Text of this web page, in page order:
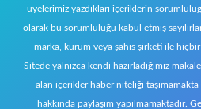
üyelerimiz yazdıkları içeriklerin
olarak bu sorumluluğu kabul etmiş
marka, kurum veya şahıs şirketi ile hiçbir
Sitede yalnızca kendi hazırladığımız
alan içerikler haber niteliği
hakkında paylaşım yapılmamaktadır.